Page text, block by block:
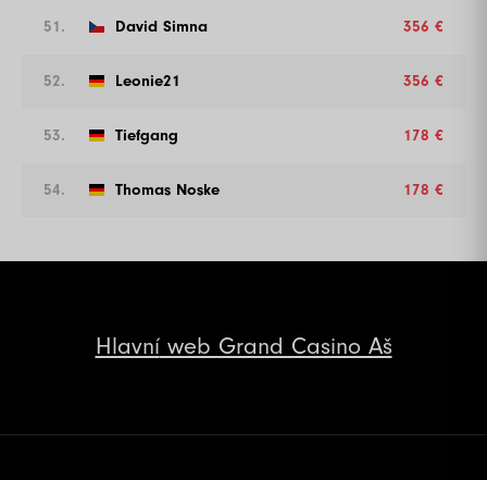
51. David Simna 356 €
52. Leonie21 356 €
53. Tiefgang 178 €
54. Thomas Noske 178 €
Hlavníweb Grand Casino Aš